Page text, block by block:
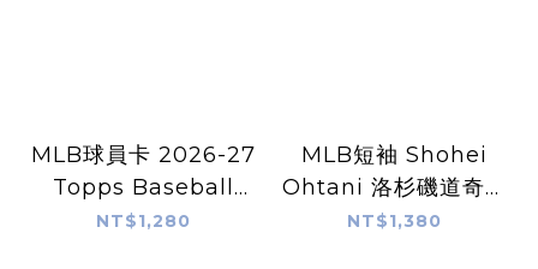
MLB球員卡 2026-27
Topps Baseball
Series 1 Fanatics
NT$1,280
MLB短袖 Shohei
Ohtani 洛杉磯道奇白
Nike Player Name
NT$1,380